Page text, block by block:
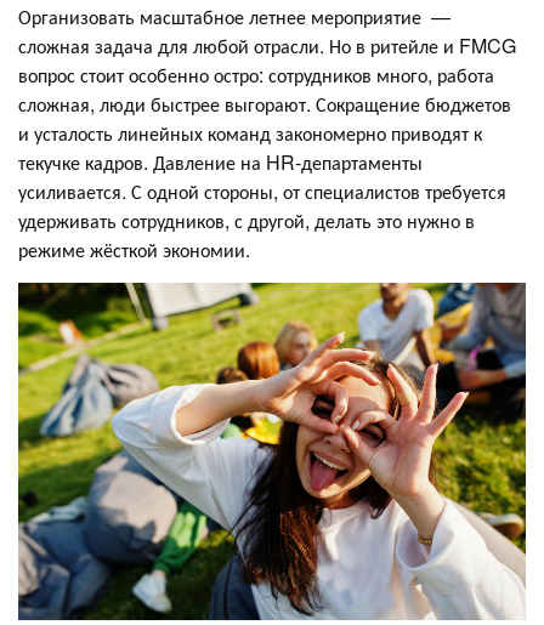
Организовать масштабное летнее мероприятие —
сложная задача для любой отрасли. Но в ритейле и FMCG
вопрос стоит особенно остро: сотрудников много, работа
сложная, люди быстрее выгорают. Сокращение бюджетов
и усталость линейных команд закономерно приводят к
текучке кадров. Давление на HR-департаменты
усиливается. С одной стороны, от специалистов требуется
удерживать сотрудников, с другой, делать это нужно в
режиме жёсткой экономии.